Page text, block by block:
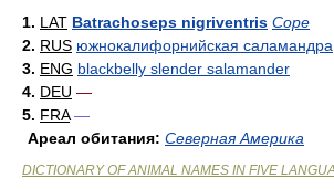
1. LAT Batrachoseps nigriventris Cope
2. RUS южнокалифорнийская саламандра
3. ENG blackbelly slender salamander
4. DEU —
5. FRA —
Ареал обитания: Северная Америка
DICTIONARY OF ANIMAL NAMES IN FIVE